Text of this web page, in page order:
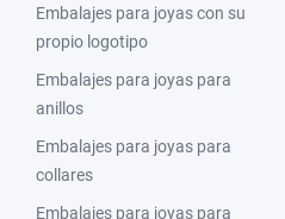
Embalajes para joyas con su
propio logotipo
Embalajes para joyas para
anillos
Embalajes para joyas para
collares
Embalajes para joyas para